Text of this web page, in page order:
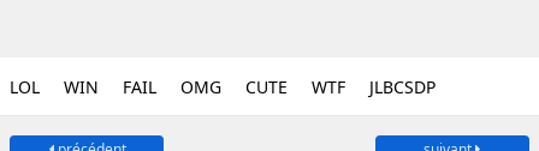
LOL WIN FAIL OMG CUTE WTF JLBCSDP